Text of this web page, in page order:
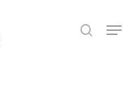
search